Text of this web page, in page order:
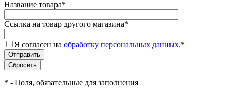
Название товара*
Ссылка на товар другого магазина*
Я согласен на обработку персональных данных.*
* - Поля, обязательные для заполнения